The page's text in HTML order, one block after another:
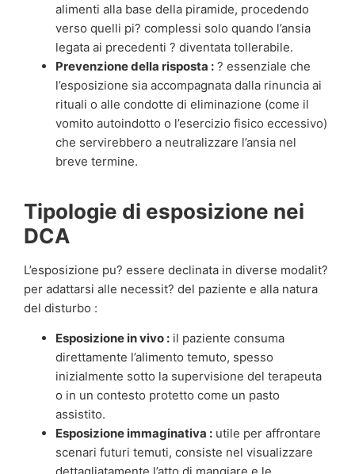
alimenti alla base della piramide, procedendo
verso quelli pi? complessi solo quando l’ansia
legata ai precedenti ? diventata tollerabile.
Prevenzione della risposta : ? essenziale che
l’esposizione sia accompagnata dalla rinuncia ai
rituali o alle condotte di eliminazione (come il
vomito autoindotto o l’esercizio fisico eccessivo)
che servirebbero a neutralizzare l’ansia nel
breve termine.
Tipologie di esposizione nei
DCA
L’esposizione pu? essere declinata in diverse modalit?
per adattarsi alle necessit? del paziente e alla natura
del disturbo :
Esposizione in vivo : il paziente consuma
direttamente l’alimento temuto, spesso
inizialmente sotto la supervisione del terapeuta
o in un contesto protetto come un pasto
assistito.
Esposizione immaginativa : utile per affrontare
scenari futuri temuti, consiste nel visualizzare